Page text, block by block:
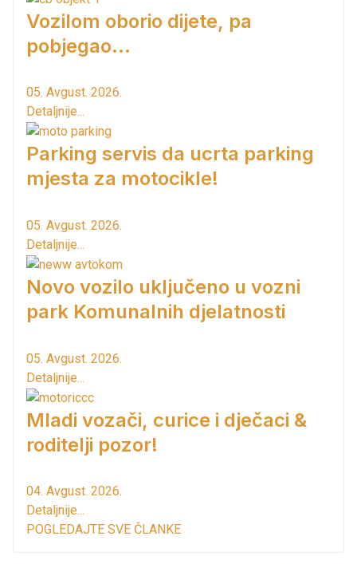
Vozilom oborio dijete, pa
pobjegao...
05. Avgust. 2026.
Detaljnije...
Parking servis da ucrta parking
mjesta za motocikle!
05. Avgust. 2026.
Detaljnije...
Novo vozilo uključeno u vozni
park Komunalnih djelatnosti
05. Avgust. 2026.
Detaljnije...
Mladi vozači, curice i dječaci &
roditelji pozor!
04. Avgust. 2026.
Detaljnije...
POGLEDAJTE SVE ČLANKE